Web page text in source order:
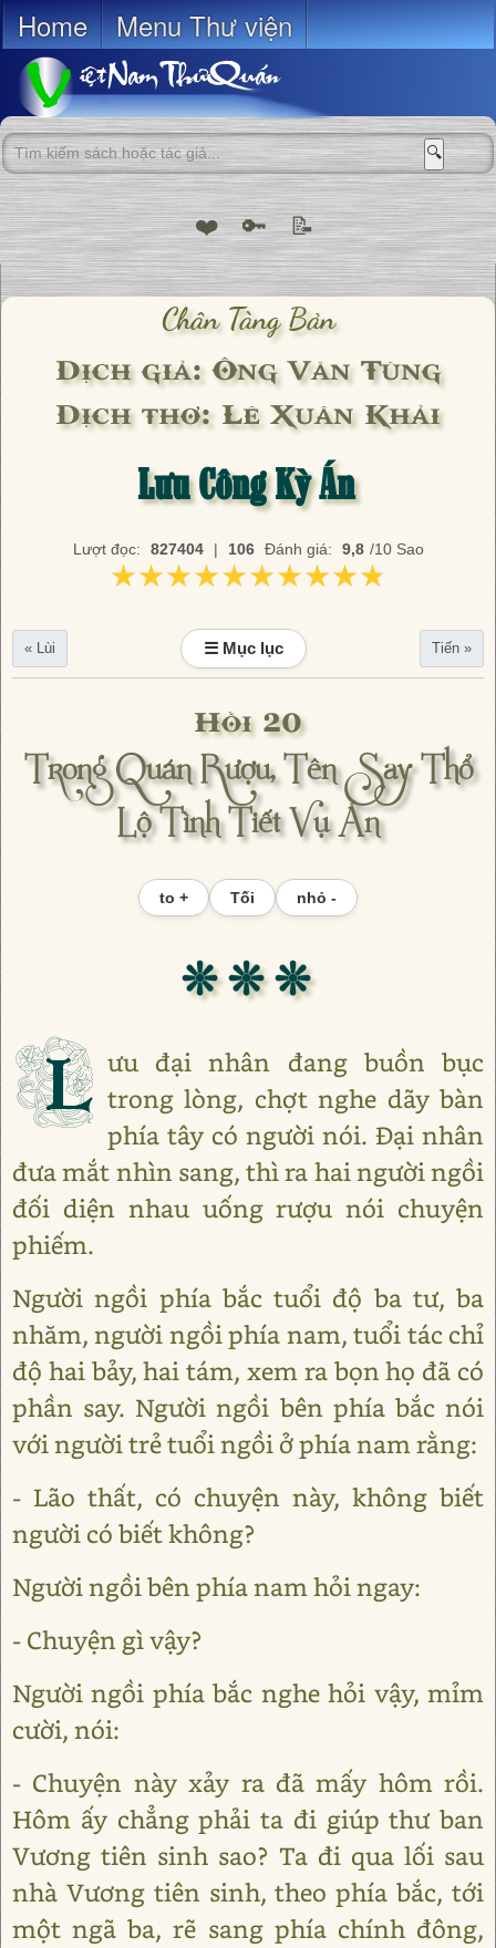
Home Menu Thư viện
🔍
❤️ 🔑 📝
Chân Tàng Bản
Dịch giả: Ông Văn Tùng
Dịch thơ: Lê Xuân Khải
Lưu Công Kỳ Án
Lượt đọc: 827404 | 106 Đánh giá: 9,8 /10 Sao
★★★★★★★★★★
★★★★★★★★★★
« Lùi ☰ Mục lục Tiến »
Hồi 20
Trong Quán Rượu, Tên Say Thổ
Lộ Tình Tiết Vụ Án
to + Tối nhỏ -
❊ ❊ ❊
L ưu đại nhân đang buồn bục
trong lòng, chợt nghe dãy bàn
phía tây có người nói. Đại nhân
đưa mắt nhìn sang, thì ra hai người ngồi
đối diện nhau uống rượu nói chuyện
phiếm.
Người ngồi phía bắc tuổi độ ba tư, ba
nhăm, người ngồi phía nam, tuổi tác chỉ
độ hai bảy, hai tám, xem ra bọn họ đã có
phần say. Người ngồi bên phía bắc nói
với người trẻ tuổi ngồi ở phía nam rằng:
- Lão thất, có chuyện này, không biết
người có biết không?
Người ngồi bên phía nam hỏi ngay:
- Chuyện gì vậy?
Người ngồi phía bắc nghe hỏi vậy, mỉm
cười, nói:
- Chuyện này xảy ra đã mấy hôm rồi.
Hôm ấy chẳng phải ta đi giúp thư ban
Vương tiên sinh sao? Ta đi qua lối sau
nhà Vương tiên sinh, theo phía bắc, tới
một ngã ba, rẽ sang phía chính đông,